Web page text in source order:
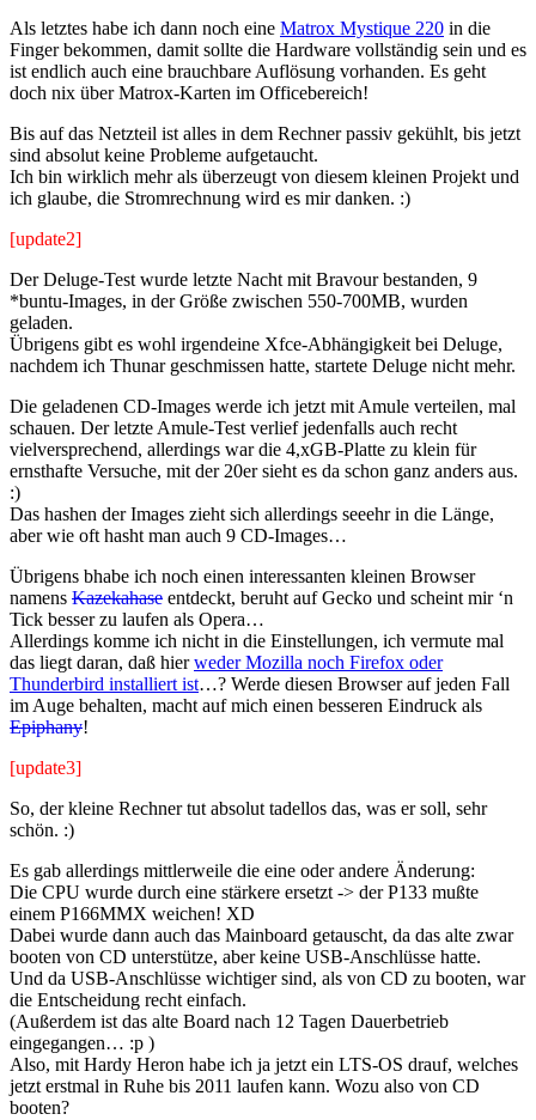
Als letztes habe ich dann noch eine Matrox Mystique 220 in die
Finger bekommen, damit sollte die Hardware vollständig sein und es
ist endlich auch eine brauchbare Auflösung vorhanden. Es geht
doch nix über Matrox-Karten im Officebereich!
Bis auf das Netzteil ist alles in dem Rechner passiv gekühlt, bis jetzt
sind absolut keine Probleme aufgetaucht.
Ich bin wirklich mehr als überzeugt von diesem kleinen Projekt und
ich glaube, die Stromrechnung wird es mir danken. :)
[update2]
Der Deluge-Test wurde letzte Nacht mit Bravour bestanden, 9
*buntu-Images, in der Größe zwischen 550-700MB, wurden
geladen.
Übrigens gibt es wohl irgendeine Xfce-Abhängigkeit bei Deluge,
nachdem ich Thunar geschmissen hatte, startete Deluge nicht mehr.
Die geladenen CD-Images werde ich jetzt mit Amule verteilen, mal
schauen. Der letzte Amule-Test verlief jedenfalls auch recht
vielversprechend, allerdings war die 4,xGB-Platte zu klein für
ernsthafte Versuche, mit der 20er sieht es da schon ganz anders aus.
:)
Das hashen der Images zieht sich allerdings seeehr in die Länge,
aber wie oft hasht man auch 9 CD-Images…
Übrigens bhabe ich noch einen interessanten kleinen Browser
namens Kazekahase entdeckt, beruht auf Gecko und scheint mir ‘n
Tick besser zu laufen als Opera…
Allerdings komme ich nicht in die Einstellungen, ich vermute mal
das liegt daran, daß hierweder Mozilla noch Firefox oder
Thunderbird installiert ist…? Werde diesen Browser auf jeden Fall
im Auge behalten, macht auf mich einen besseren Eindruck als
Epiphany!
[update3]
So, der kleine Rechner tut absolut tadellos das, was er soll, sehr
schön. :)
Es gab allerdings mittlerweile die eine oder andere Änderung:
Die CPU wurde durch eine stärkere ersetzt -> der P133 mußte
einem P166MMX weichen! XD
Dabei wurde dann auch das Mainboard getauscht, da das alte zwar
booten von CD unterstütze, aber keine USB-Anschlüsse hatte.
Und da USB-Anschlüsse wichtiger sind, als von CD zu booten, war
die Entscheidung recht einfach.
(Außerdem ist das alte Board nach 12 Tagen Dauerbetrieb
eingegangen… :p )
Also, mit Hardy Heron habe ich ja jetzt ein LTS-OS drauf, welches
jetzt erstmal in Ruhe bis 2011 laufen kann. Wozu also von CD
booten?